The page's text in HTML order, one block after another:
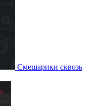
Смешарики сквозь